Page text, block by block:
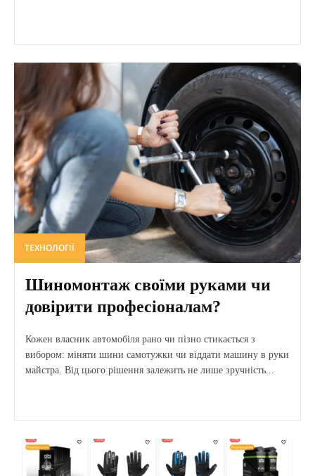
ТЕХНОЛОГІЇ
Шиномонтаж своїми руками чи
довірити професіоналам?
Кожен власник автомобіля рано чи пізно стикається з
вибором: міняти шини самотужки чи віддати машину в руки
майстра. Від цього рішення залежить не лише зручність...